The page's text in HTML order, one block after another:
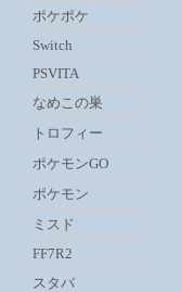
ポケポケ
Switch
PSVITA
なめこの巣
トロフィー
ポケモンGO
ポケモン
ミスド
FF7R2
スタバ